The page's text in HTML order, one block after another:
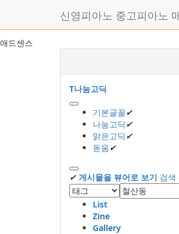
애드센스
뉴
토
하
신영피아노 중고피아노
T나눔고딕
기본글꼴✔
나눔고딕 ✔
맑은고딕 ✔
돋움✔
✔ 게시물을 뷰어로 보기 검색
List
Zine
Gallery